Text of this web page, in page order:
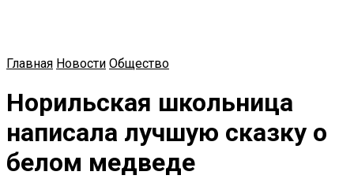
Главная Новости Общество
Норильская школьница
написала лучшую сказку о
белом медведе